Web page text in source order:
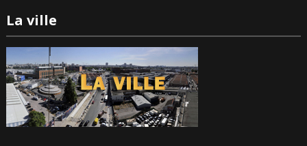
La ville